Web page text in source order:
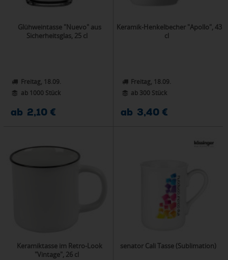
Glühweintasse "Nuevo" aus
Sicherheitsglas, 25 cl
Freitag, 18.09.
ab 1000 Stück
ab 2,10 €
Keramik-Henkelbecher "Apollo", 43
cl
Freitag, 18.09.
ab 300 Stück
ab 3,40 €
Keramiktasse im Retro-Look
"Vintage", 26 cl
senator Cali Tasse (Sublimation)